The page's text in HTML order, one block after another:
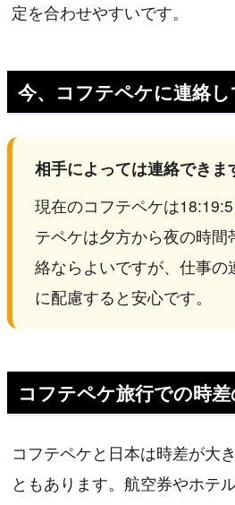
定を合わせやすいです。
今、コフテペケに連絡し
相手によっては連絡できま
現在のコフテペケは
テペケは夕方から夜の時間
絡ならよいですが、仕事の
に配慮すると安心です。
コフテペケ旅行での時
コフテペケと日本は時差が大
ともあります。航空券やホテ